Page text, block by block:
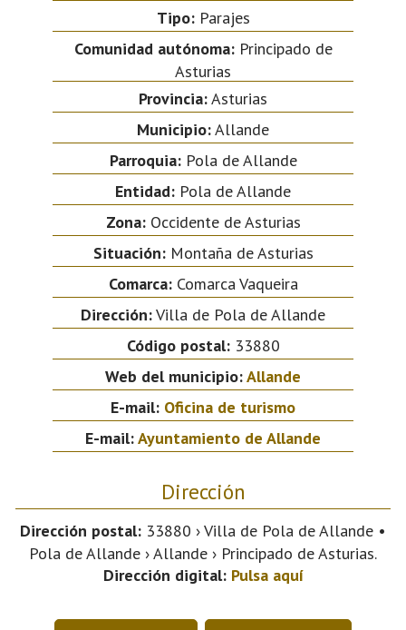
Tipo:Parajes
Comunidad autónoma:Principado de
Asturias
Provincia:Asturias
Municipio:Allande
Parroquia:Pola de Allande
Entidad: Pola de Allande
Zona:Occidente de Asturias
Situación:Montaña de Asturias
Comarca:Comarca Vaqueira
Dirección:Villa de Pola de Allande
Código postal:33880
Web del municipio:Allande
E-mail: Oficina de turismo
E-mail:Ayuntamiento de Allande
Dirección
Dirección postal: 33880 › Villa de Pola de Allande •
Pola de Allande › Allande › Principado de Asturias.
Dirección digital: Pulsa aquí